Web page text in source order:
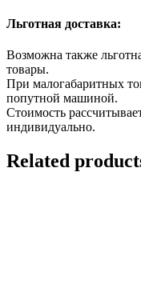
Льготная доставка:
Возможна также
товары.
При малогабаритных
попутной машиной.
Стоимость
индивидуально.
Related